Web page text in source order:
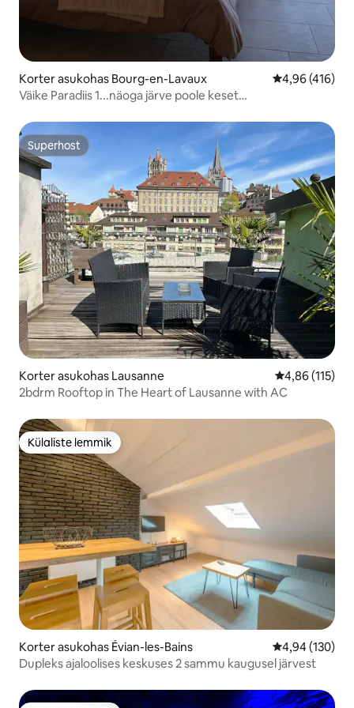
Korter asukohas Bourg-en-Lavaux Keskmine
4,96 (416)
Väike Paradiis 1...näoga järve poole keset
Superhost
Superhost
Korter asukohas Lausanne Keskmine
4,86 (115)
2bdrm Rooftop in The Heart of Lausanne with AC
Külaliste lemmik
Külaliste lemmik
Korter asukohas Évian-les-Bains Keskmine
4,94 (130)
Dupleks ajaloolises keskuses 2 sammu kaugusel järvest